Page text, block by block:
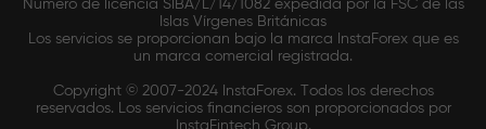
Número de licencia SIBA/L/14/1082 expedida por la FSC de las
Islas Vírgenes Británicas
Los servicios se proporcionan bajo la marca InstaForex que es
un marca comercial registrada.
Copyright © 2007-2024 InstaForex. Todos los derechos
reservados. Los servicios financieros son proporcionados por
InstaFintech Group.